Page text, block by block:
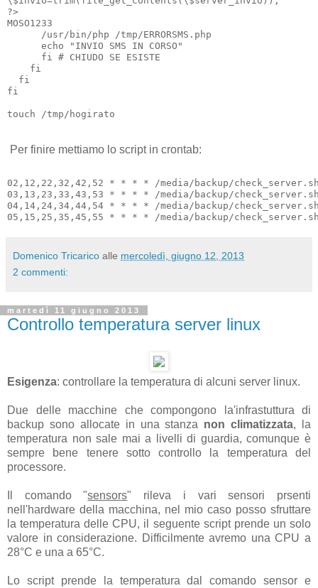
?>
MOSO1233
      /usr/bin/php /tmp/ERRORSMS.php
      echo "INVIO SMS IN CORSO"
      fi # CHIUDO SE ESISTE
    fi
  fi
fi
Per finire mettiamo lo script in crontab:
02,12,22,32,42,52 * * * * /media/backup/
03,13,23,33,43,53 * * * * /media/backup/
04,14,24,34,44,54 * * * * /media/backup/
Domenico Tricarico alle mercoledì, giugno 12, 2013
2 commenti:
martedì 11 giugno 2013
Controllo temperatura server linux
Esigenza: controllare la temperatura di alcuni server linux.
Due delle macchine che compongono la'infrastuttura di
backup sono allocate in una stanza non climatizzata, la
temperatura non sale mai a livelli di guardia, comunque è
sempre bene tenere sotto controllo la temperatura del
processore.
Il comando "sensors" rileva i vari sensori prsenti
nell'hardware della macchina, nel mio caso posso sfruttare
la temperatura delle CPU, il seguente script prende un solo
valore in considerazione. Difficilmente avremo una CPU a
28°C e una a 65°C.
Lo script prende la temperatura dal comando sensor e